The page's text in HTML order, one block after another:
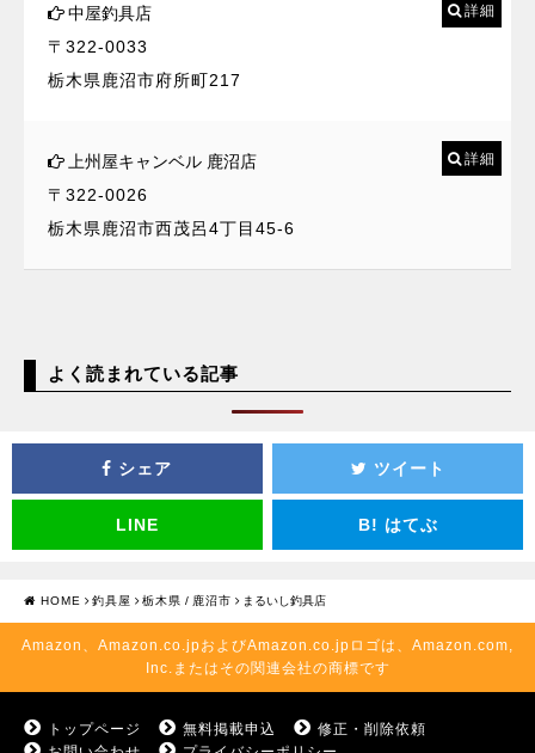
中屋釣具店
〒322-0033
栃木県鹿沼市府所町217
詳細
上州屋キャンベル 鹿沼店
〒322-0026
栃木県鹿沼市西茂呂4丁目45-6
詳細
よく読まれている記事
シェア ツイート
LINE B! はてぶ
HOME 釣具屋 栃木県 / 鹿沼市 まるいし釣具店
Amazon、Amazon.co.jpおよびAmazon.co.jpロゴは、Amazon.com,
Inc.またはその関連会社の商標です
トップページ 無料掲載申込
修正・削除依頼